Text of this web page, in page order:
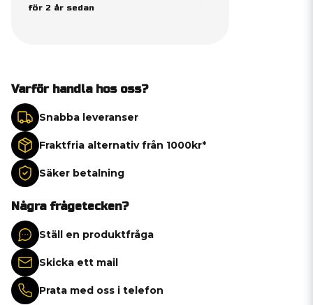
för 2 år sedan
Varför handla hos oss?
Snabba leveranser
Fraktfria alternativ från 1000kr*
Säker betalning
Några frågetecken?
Ställ en produktfråga
Skicka ett mail
Prata med oss i telefon